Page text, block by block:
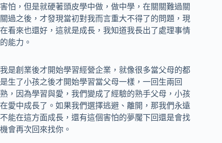
害怕，但是就硬著頭皮學中做，做中學，在關關難過關
關過之後，才發現當初對我而言重大不得了的問題，現
在看來也還好，這就是成長，我知道我長出了處理事情
的能力。
我是創業後才開始學習經營企業，就像很多當父母的都
是生了小孩之後才開始學習當父母一樣，一回生兩回
熟，因為學習與愛，我們變成了經驗的熟手父母，小孩
在愛中成長了。如果我們選擇逃避、離開，那我們永遠
不能在這方面成長，還有這個害怕的夢魘下回還是會找
機會再次回來找你。